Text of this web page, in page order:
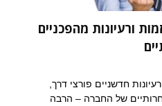
ורעיונות מהפכניים
חדשניים פורצי דרך,
של החברה – הרבה